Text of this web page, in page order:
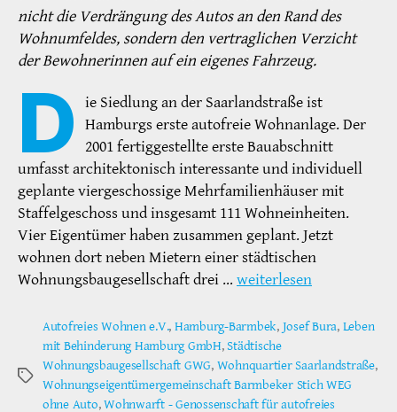
nicht die Verdrängung des Autos an den Rand des
Wohnumfeldes, sondern den vertraglichen Verzicht
der Bewohnerinnen auf ein eigenes Fahrzeug.
D ie Siedlung an der Saarlandstraße ist
Hamburgs erste autofreie Wohnanlage. Der
2001 fertiggestellte erste Bauabschnitt
umfasst architektonisch interessante und individuell
geplante viergeschossige Mehrfamilienhäuser mit
Staffelgeschoss und insgesamt 111 Wohneinheiten.
Vier Eigentümer haben zusammen geplant. Jetzt
wohnen dort neben Mietern einer städtischen
Wohnungsbaugesellschaft drei … weiterlesen
Schlagwörter
Autofreies Wohnen e.V., Hamburg-Barmbek, Josef Bura, Leben
mit Behinderung Hamburg GmbH,Städtische
Wohnungsbaugesellschaft GWG, Wohnquartier Saarlandstraße,
Wohnungseigentümergemeinschaft Barmbeker Stich WEG
ohne Auto,Wohnwarft - Genossenschaft für autofreies